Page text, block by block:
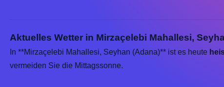
Aktuelles Wetter in Mirzaçelebi Mahallesi,
In **Mirzaçelebi Mahallesi, Seyhan (Adana)** ist es heute
vermeiden Sie die Mittagssonne.